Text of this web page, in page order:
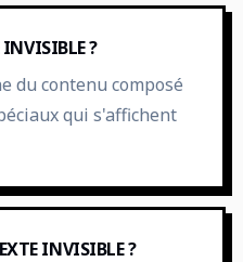
INVISIBLE ?
du contenu composé
qui s'affichent
INVISIBLE ?